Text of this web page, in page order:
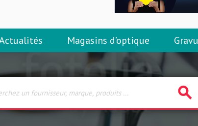
Magasins d’optique
search